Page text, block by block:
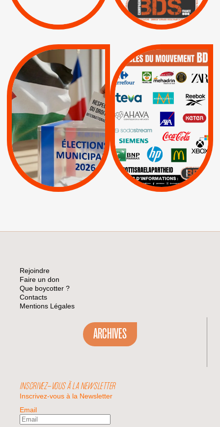
| Actus Pétitions
Lettres d'interpellation
MUNICIPALES 2026 :
JE VOTE POUR LE
RESPECT DU DROIT
INTERNATIONAL EN
PALESTINE
APPELS | Actus
Espaces Sans
Apartheid
| Lettres d'interpellation
Pétitions
QUE BOYCOTTER ?
BOYCOTT /
AXA BNP | CAF |
Carrefour | HP |
Keter |
Livres et brochures |
Mehadrin | PUMA
Sodastream |
Visuels, tracts,
affiches,...
Rejoindre
Faire un don
Que boycotter ?
Contacts
Mentions Légales
ARCHIVES
INSCRIVEZ-VOUS À LA NEWSLETTER
Inscrivez-vous à la Newsletter
Email